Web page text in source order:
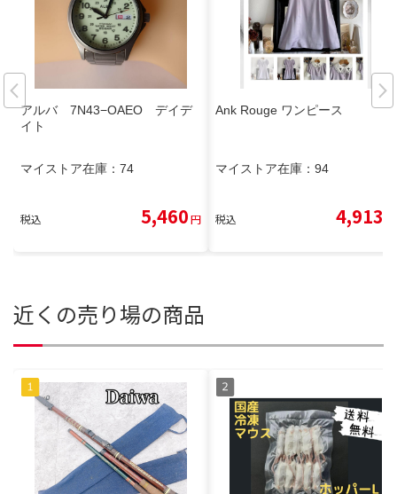
アルバ 7N43−OAEO デイデ
イト
マイストア在庫： 74
税込 5,460円
Ank Rouge ワンピース
マイストア在庫： 94
税込 4,913
近くの売り場の商品